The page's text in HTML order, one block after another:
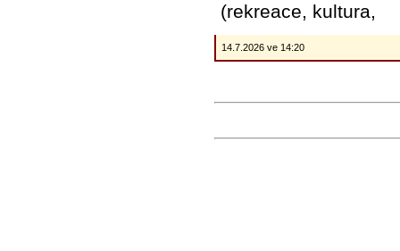
(rekreace, kultura,
14.7.2026 ve 14:20